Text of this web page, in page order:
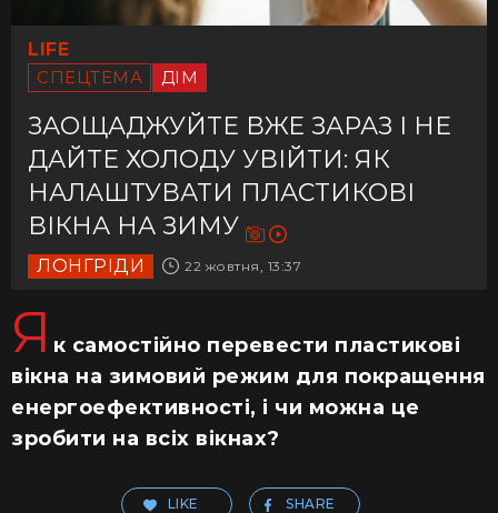
LIFE
СПЕЦТЕМА
ДІМ
ЗАОЩАДЖУЙТЕ ВЖЕ ЗАРАЗ І НЕ
ДАЙТЕ ХОЛОДУ УВІЙТИ: ЯК
НАЛАШТУВАТИ ПЛАСТИКОВІ
ВІКНА НА ЗИМУ
ЛОНГРІДИ 22 жовтня, 13:37
Я к самостійно перевести пластикові
вікна на зимовий режим для покращення
енергоефективності, і чи можна це
зробити на всіх вікнах?
LIKE SHARE